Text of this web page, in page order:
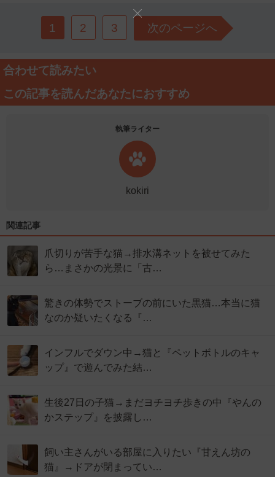
1 2 3 次のページへ
合わせて読みたい
この記事を読んだあなたにおすすめ
執筆ライター
kokiri
関連記事
爪切りが苦手な猫→排水溝ネットを被せてみた
ら…まさかの光景に「古…
驚きの体勢でストーブの前にいた黒猫…本当に猫
なのか疑いたくなる『…
インフルでダウン中→猫と『ペットボトルのキャ
ップ』で遊んでみた結…
生後27日の子猫→まだヨチヨチ歩きの中『やんの
かステップ』を披露し…
飼い主さんがいる部屋に入りたい『甘えん坊の
猫』→ドアが閉まってい…